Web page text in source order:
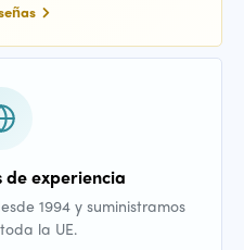
de experiencia
1994 y suministramos
la UE.